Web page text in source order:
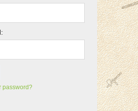
password?